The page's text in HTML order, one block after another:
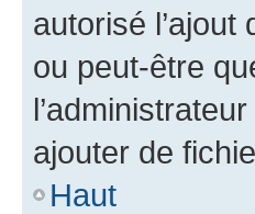
autorisé
ou peut-être
ajouter de
Haut